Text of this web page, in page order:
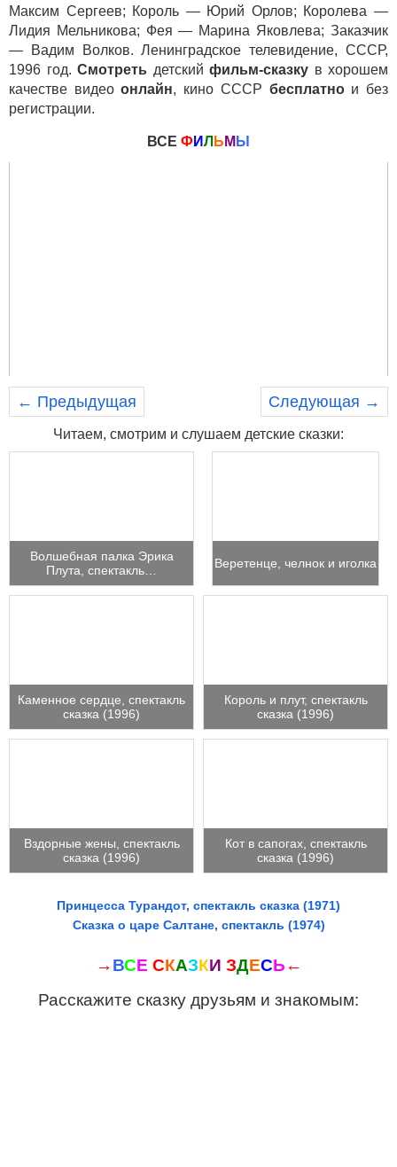
Максим Сергеев; Король — Юрий Орлов; Королева —
Лидия Мельникова; Фея — Марина Яковлева; Заказчик
— Вадим Волков. Ленинградское телевидение, СССР,
1996 год. Смотреть детский фильм-сказку в хорошем
качестве видеоонлайн, кино СССР бесплатнои без
регистрации.
ВСЕ Ф ИЛ Ь М Ы
← Предыдущая Следующая →
Читаем, смотрим и слушаем детские сказки:
Волшебная палка Эрика
Плута, спектакль…
Веретенце, челнок и иголка
Каменное сердце, спектакль
сказка (1996)
Король и плут, спектакль
сказка (1996)
Вздорные жены, спектакль
сказка (1996)
Кот в сапогах, спектакль
сказка (1996)
Принцесса Турандот, спектакль сказка (1971)
Сказка о царе Салтане, спектакль (1974)
→ ВСЕ СКАЗКИ ЗДЕСЬ ←
Расскажите сказку друзьям и знакомым: